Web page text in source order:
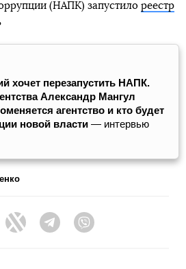
(НАПК) запустило реестр
хочет перезапустить НАПК.
Александр Мангул
агентство и кто будет
новой власти — интервью
Twitter Telegram